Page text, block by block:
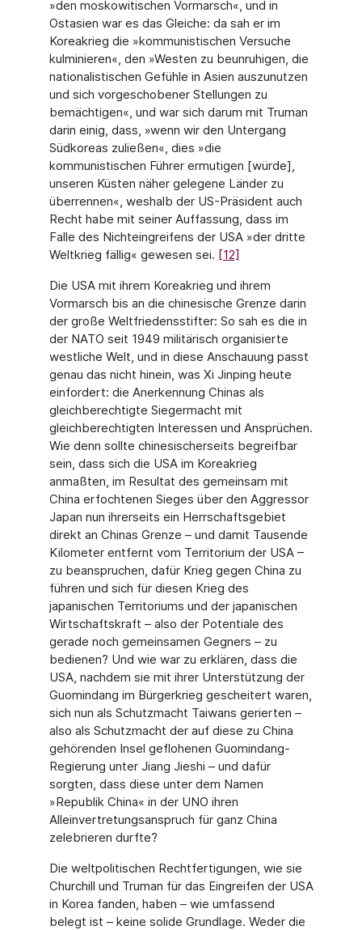
»den moskowitischen Vormarsch«, und in
Ostasien war es das Gleiche: da sah er im
Koreakrieg die »kommunistischen Versuche
kulminieren«, den »Westen zu beunruhigen, die
nationalistischen Gefühle in Asien auszunutzen
und sich vorgeschobener Stellungen zu
bemächtigen«, und war sich darum mit Truman
darin einig, dass, »wenn wir den Untergang
Südkoreas zuließen«, dies »die
kommunistischen Führer ermutigen [würde],
unseren Küsten näher gelegene Länder zu
überrennen«, weshalb der US-Präsident auch
Recht habe mit seiner Auffassung, dass im
Falle des Nichteingreifens der USA »der dritte
Weltkrieg fällig« gewesen sei. [12]
Die USA mit ihrem Koreakrieg und ihrem
Vormarsch bis an die chinesische Grenze darin
der große Weltfriedensstifter: So sah es die in
der NATO seit 1949 militärisch organisierte
westliche Welt, und in diese Anschauung passt
genau das nicht hinein, was Xi Jinping heute
einfordert: die Anerkennung Chinas als
gleichberechtigte Siegermacht mit
gleichberechtigten Interessen und Ansprüchen.
Wie denn sollte chinesischerseits begreifbar
sein, dass sich die USA im Koreakrieg
anmaßten, im Resultat des gemeinsam mit
China erfochtenen Sieges über den Aggressor
Japan nun ihrerseits ein Herrschaftsgebiet
direkt an Chinas Grenze – und damit Tausende
Kilometer entfernt vom Territorium der USA –
zu beanspruchen, dafür Krieg gegen China zu
führen und sich für diesen Krieg des
japanischen Territoriums und der japanischen
Wirtschaftskraft – also der Potentiale des
gerade noch gemeinsamen Gegners – zu
bedienen? Und wie war zu erklären, dass die
USA, nachdem sie mit ihrer Unterstützung der
Guomindang im Bürgerkrieg gescheitert waren,
sich nun als Schutzmacht Taiwans gerierten –
also als Schutzmacht der auf diese zu China
gehörenden Insel geflohenen Guomindang-
Regierung unter Jiang Jieshi – und dafür
sorgten, dass diese unter dem Namen
»Republik China« in der UNO ihren
Alleinvertretungsanspruch für ganz China
zelebrieren durfte?
Die weltpolitischen Rechtfertigungen, wie sie
Churchill und Truman für das Eingreifen der USA
in Korea fanden, haben – wie umfassend
belegt ist – keine solide Grundlage. Weder die